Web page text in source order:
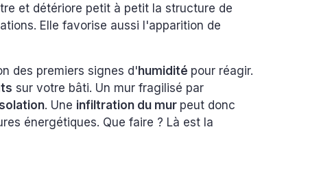
et détériore petit à petit la structure de
Elle favorise aussi l'apparition de
des premiers signes d'humidité pour réagir.
sur votre bâti. Un mur fragilisé par
. Une infiltration du mur peut donc
énergétiques. Que faire ? Là est la